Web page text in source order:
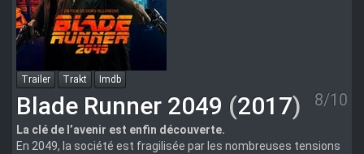
Trailer Trakt Imdb
Blade Runner 2049 (2017) 8/10
La clé de l’avenir est enfin découverte.
En 2049, la société est fragilisée par les nombreuses tensions